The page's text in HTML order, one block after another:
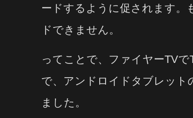
ードするように促されます。
ドできません。
ってことで、ファイヤーTV
で、アンドロイドタブレッ
ました。